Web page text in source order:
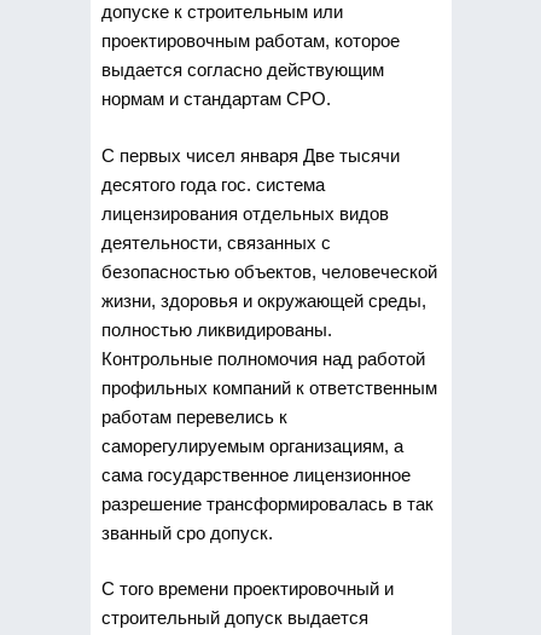
допуске к строительным или
проектировочным работам, которое
выдается согласно действующим
нормам и стандартам СРО.
С первых чисел января Две тысячи
десятого года гос. система
лицензирования отдельных видов
деятельности, связанных с
безопасностью объектов, человеческой
жизни, здоровья и окружающей среды,
полностью ликвидированы.
Контрольные полномочия над работой
профильных компаний к ответственным
работам перевелись к
саморегулируемым организациям, а
сама государственное лицензионное
разрешение трансформировалась в так
званный сро допуск.
С того времени проектировочный и
строительный допуск выдается